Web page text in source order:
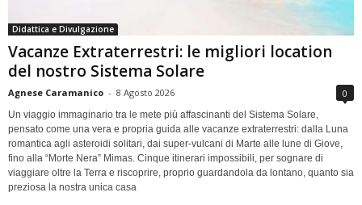
Didattica e Divulgazione
Vacanze Extraterrestri: le migliori location
del nostro Sistema Solare
Agnese Caramanico - 8 Agosto 2026 0
Un viaggio immaginario tra le mete più affascinanti del Sistema Solare,
pensato come una vera e propria guida alle vacanze extraterrestri: dalla Luna
romantica agli asteroidi solitari, dai super-vulcani di Marte alle lune di Giove,
fino alla “Morte Nera” Mimas. Cinque itinerari impossibili, per sognare di
viaggiare oltre la Terra e riscoprire, proprio guardandola da lontano, quanto sia
preziosa la nostra unica casa